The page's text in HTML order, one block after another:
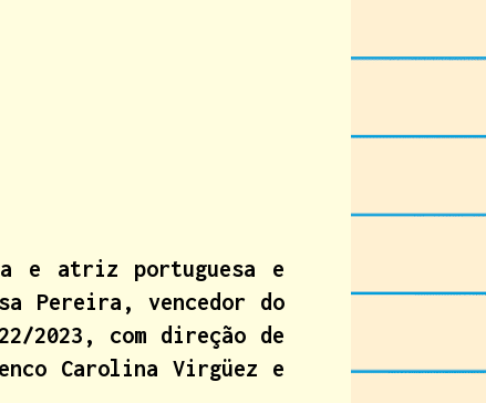
e atriz portuguesa e
Pereira, vencedor do
2023, com direção de
Carolina Virgüez e